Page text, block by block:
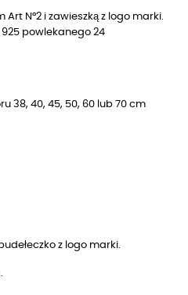
Art N°2 i zawieszką z logo marki.
powlekanego 24
38, 40, 45, 50, 60 lub 70 cm
z logo marki.